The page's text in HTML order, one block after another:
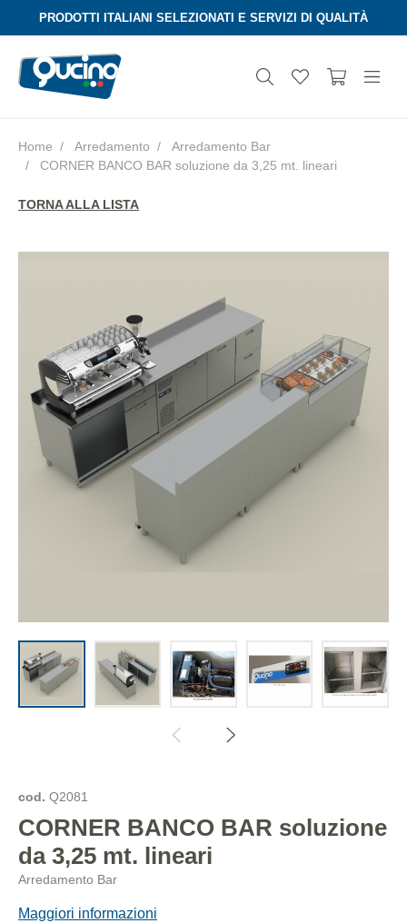
Aura
PRODOTTI ITALIANI SELEZIONATI E SERVIZI DI QUALITÀ
Home Arredamento
Arredamento Bar
CORNER BANCO BAR soluzione da 3,25 mt. lineari
TORNA ALLA LISTA
cod. Q2081
CORNER BANCO BAR soluzione
da 3,25 mt. lineari
Arredamento Bar
Maggiori informazioni